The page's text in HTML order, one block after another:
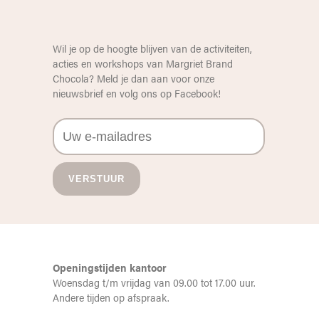
Wil je op de hoogte blijven van de activiteiten,
acties en workshops van Margriet Brand
Chocola? Meld je dan aan voor onze
nieuwsbrief en volg ons op Facebook!
Openingstijden kantoor
Woensdag t/m vrijdag van 09.00 tot 17.00 uur.
Andere tijden op afspraak.